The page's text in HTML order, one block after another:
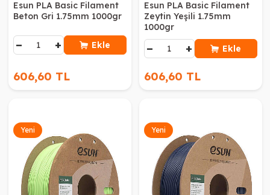
Esun PLA Basic Filament
Beton Gri 1.75mm 1000gr
− + Ekle
606,60 TL
Esun PLA Basic Filament
Zeytin Yeşili 1.75mm
1000gr
− + Ekle
606,60 TL
Yeni Yeni